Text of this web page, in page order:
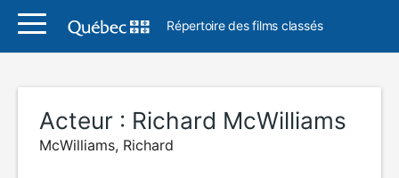
Répertoire des films classés
Acteur : Richard McWilliams
McWilliams, Richard